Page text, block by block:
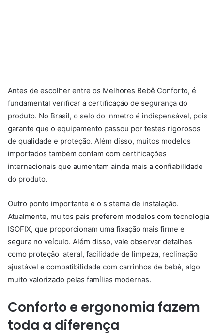
Antes de escolher entre os Melhores Bebê Conforto, é
fundamental verificar a certificação de segurança do
produto. No Brasil, o selo do Inmetro é indispensável, pois
garante que o equipamento passou por testes rigorosos
de qualidade e proteção. Além disso, muitos modelos
importados também contam com certificações
internacionais que aumentam ainda mais a confiabilidade
do produto.
Outro ponto importante é o sistema de instalação.
Atualmente, muitos pais preferem modelos com tecnologia
ISOFIX, que proporcionam uma fixação mais firme e
segura no veículo. Além disso, vale observar detalhes
como proteção lateral, facilidade de limpeza, reclinação
ajustável e compatibilidade com carrinhos de bebê, algo
muito valorizado pelas famílias modernas.
Conforto e ergonomia fazem
toda a diferença